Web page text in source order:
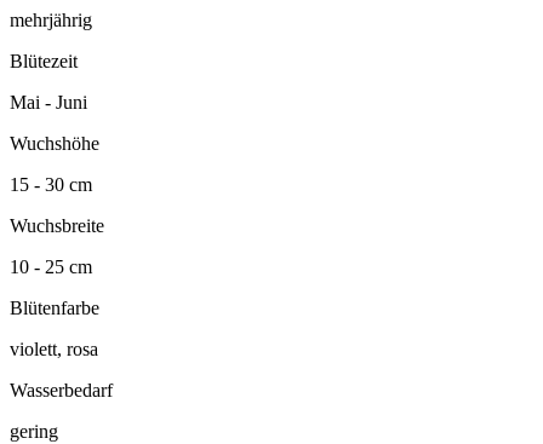
mehrjährig
Blütezeit
Mai - Juni
Wuchshöhe
15 - 30 cm
Wuchsbreite
10 - 25 cm
Blütenfarbe
violett, rosa
Wasserbedarf
gering